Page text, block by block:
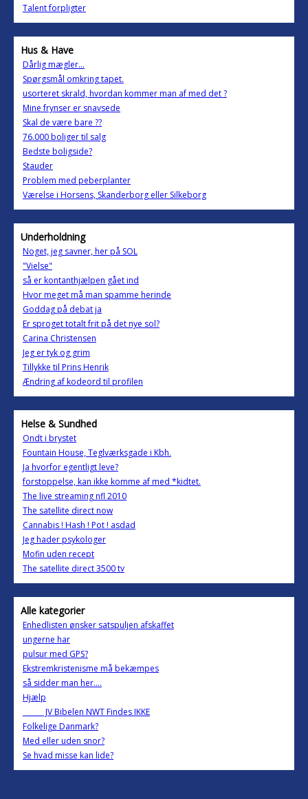
Talent forpligter
Hus & Have
Dårlig mægler...
Spørgsmål omkring tapet.
usorteret skrald, hvordan kommer man af med det ?
Mine frynser er snavsede
Skal de være bare ??
76.000 boliger til salg
Bedste boligside?
Stauder
Problem med peberplanter
Værelse i Horsens, Skanderborg eller Silkeborg
Underholdning
Noget, jeg savner, her på SOL
"Vielse"
så er kontanthjælpen gået ind
Hvor meget må man spamme herinde
Goddag på debat ja
Er sproget totalt frit på det nye sol?
Carina Christensen
Jeg er tyk og grim
Tillykke til Prins Henrik
Ændring af kodeord til profilen
Helse & Sundhed
Ondt i brystet
Fountain House, Teglværksgade i Kbh.
Ja hvorfor egentligt leve?
forstoppelse, kan ikke komme af med *kidtet.
The live streaming nfl 2010
The satellite direct now
Cannabis ! Hash ! Pot ! asdad
Jeg hader psykologer
Mofin uden recept
The satellite direct 3500 tv
Alle kategorier
Enhedlisten ønsker satspuljen afskaffet
ungerne har
pulsur med GPS?
Ekstremkristenisme må bekæmpes
så sidder man her....
Hjælp
______ JV Bibelen NWT Findes IKKE
Folkelige Danmark?
Med eller uden snor?
Se hvad misse kan lide?